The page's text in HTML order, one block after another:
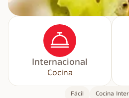
Cocina
Internacional
Fácil Cocina